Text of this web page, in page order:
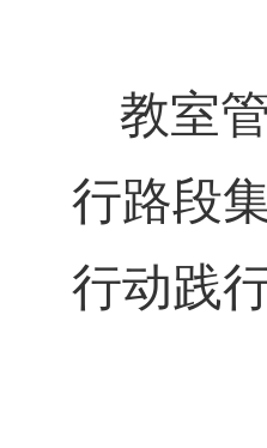
教室
行路段
行动践